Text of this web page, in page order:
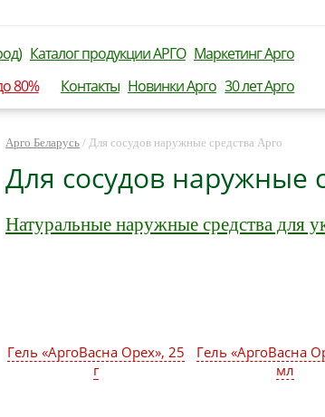
Каталог продукции АРГО Маркетинг Арго
80%
Контакты Новинки Арго 30 лет Арго
Арго Беларусь / Для сосудов наружные средства Арго
Для сосудов наружные
Натуральные наружные средства для
Гель «АргоВасна Орех», 25
г
Гель «АргоВасна
мл